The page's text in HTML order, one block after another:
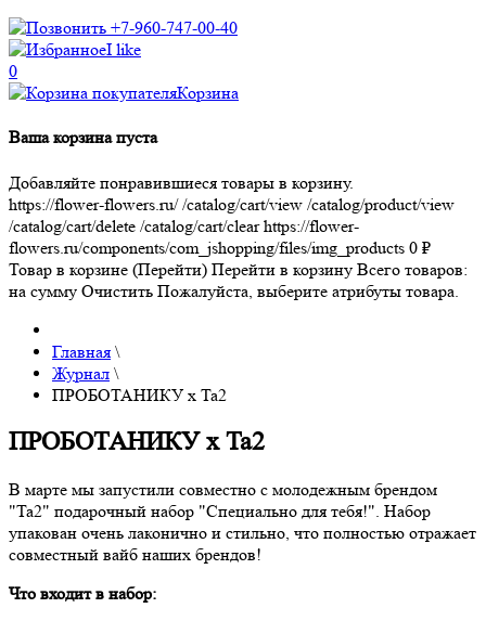
+7-960-747-00-40
I like
0
Корзина
Ваша корзина пуста
Добавляйте понравившиеся товары в корзину.
https://flower-flowers.ru/ /catalog/cart/view /catalog/product/view
/catalog/cart/delete /catalog/cart/clear https://flower-
flowers.ru/components/com_jshopping/files/img_products 0 ₽
Товар в корзине (Перейти) Перейти в корзину Всего товаров:
на сумму Очистить Пожалуйста, выберите атрибуты товара.
Главная \
Журнал \
ПРОБОТАНИКУ х Ta2
ПРОБОТАНИКУ х Ta2
В марте мы запустили совместно с молодежным брендом
"Ta2" подарочный набор "Специально для тебя!". Набор
упакован очень лаконично и стильно, что полностью отражает
совместный вайб наших брендов!
Что входит в набор: